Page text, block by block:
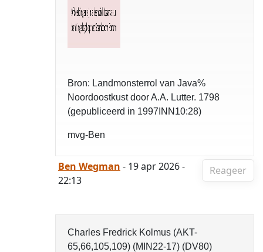
Bron: Landmonsterrol van Java%
Noordoostkust door A.A. Lutter. 1798
(gepubliceerd in 1997INN10:28)
mvg-Ben
Reageer
Ben Wegman - 19 apr 2026 -
22:13
Charles Fredrick Kolmus (AKT-
65,66,105,109) (MIN22-17) (DV80)